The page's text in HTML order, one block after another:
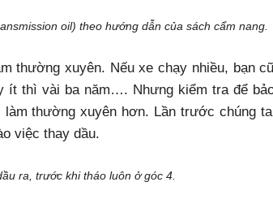
oil) theo hướng dẫn của sách cẩm nang.
thường xuyên. Nếu xe chạy nhiều, bạn
ít thì vài ba năm…. Nhưng kiểm tra để
làm thường xuyên hơn. Lần trước chúng
việc thay dầu.
ra, trước khi tháo luôn ở góc 4.